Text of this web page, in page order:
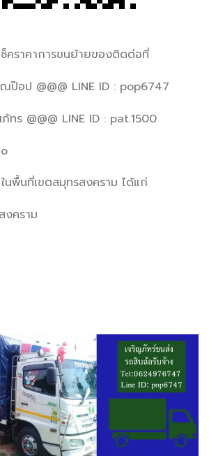
คราคาการขนย้ายของติดต่อที่
อป @@@ LINE ID : pop6747
ร @@@ LINE ID : pat.1500
นพื้นที่เขตสมุทรสงคราม ได้แก่
งคราม